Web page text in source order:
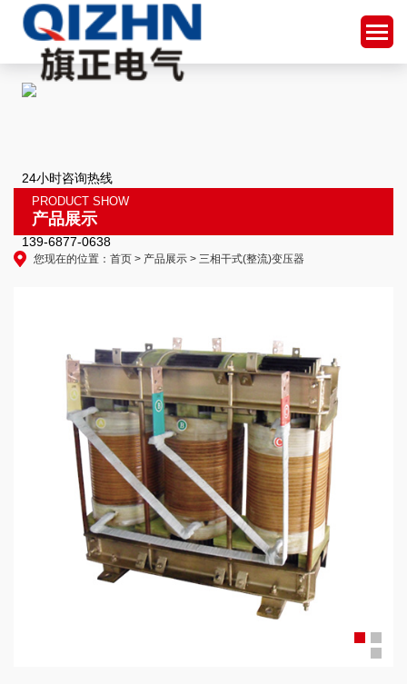
24小时咨询热线
139-6877-0638
PRODUCT SHOW
产品展示
您现在的位置： 首页 > 产品展示 > 三相干式(整流)变压器